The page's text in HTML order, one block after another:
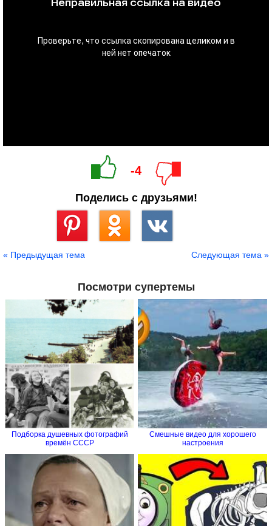
-4
Поделись с друзьями!
« Предыдущая тема Следующая тема »
Посмотри супертемы
Подборка душевных фотографий
времён СССР
Смешные видео для хорошего
настроения